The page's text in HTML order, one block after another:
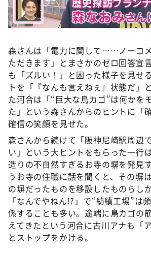
森さんは「電力に関して……ノーコ
ただきます」とまさかのゼロ回答宣
も「ズルい！」と困った様子を見せ
トを「『なんも言えねぇ』状態だ」
た河合は「“巨大な鳥カゴ”は何かを
た」という森さんからのヒントに「
確信の笑顔を見せた。
森さんから続けて「阪神尼崎駅周辺
い」という大ヒントをもらった一行
造りの不自然すぎるお寺の塀を発見
うお寺の住職に話を聞くと、その塀
の塀だったものを移設したものらし
「なんでやねん!?」で“紡績工場”は
係することも多い。途端に鳥カゴの
えてきたという河合に古川アナも「
とストップをかける。